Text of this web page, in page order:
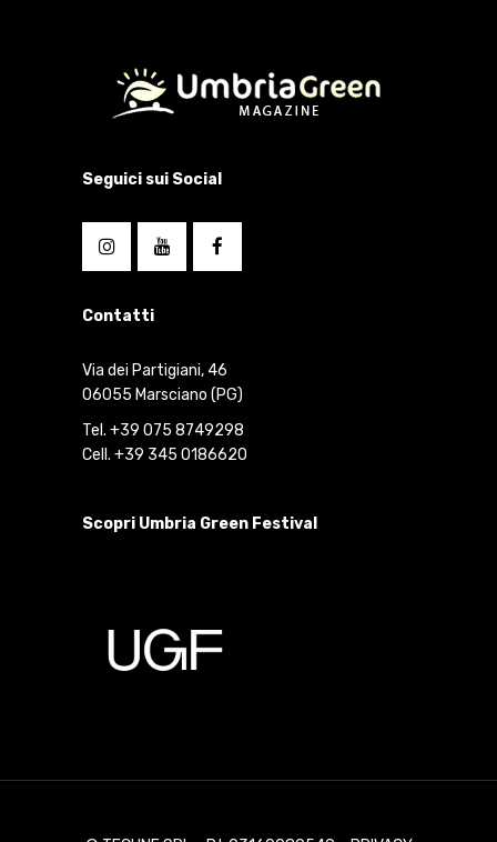
Seguici sui Social
Contatti
Via dei Partigiani, 46
06055 Marsciano (PG)
Tel. +39 075 8749298
Cell. +39 345 0186620
Scopri Umbria Green Festival